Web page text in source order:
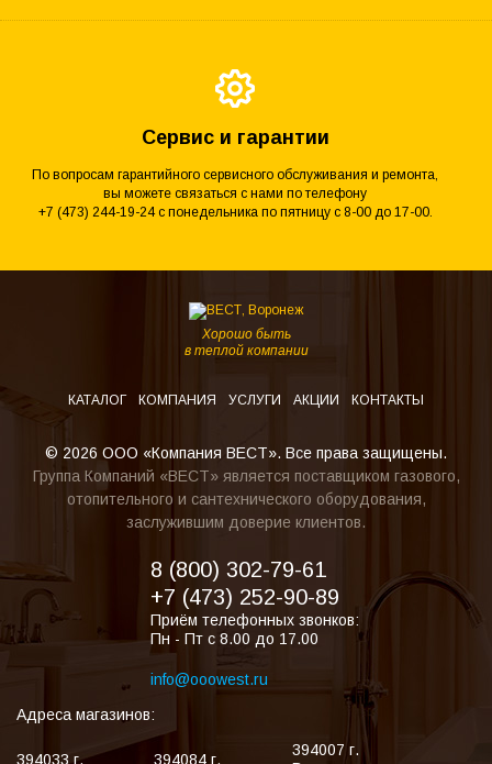
Сервис и гарантии
По вопросам гарантийного сервисного обслуживания и ремонта,
вы можете связаться с нами по телефону
+7 (473) 244-19-24 с понедельника по пятницу с 8-00 до 17-00.
Хорошо быть
в теплой компании
КАТАЛОГ КОМПАНИЯ УСЛУГИ АКЦИИ КОНТАКТЫ
© 2026 ООО «Компания ВЕСТ». Все права защищены.
Группа Компаний «ВЕСТ» является поставщиком газового,
отопительного и сантехнического оборудования,
заслужившим доверие клиентов.
8 (800) 302-79-61
+7 (473) 252-90-89
Приём телефонных звонков:
Пн - Пт с 8.00 до 17.00
info@ooowest.ru
Адреса магазинов:
394033 г. 394084 г.
394007 г.